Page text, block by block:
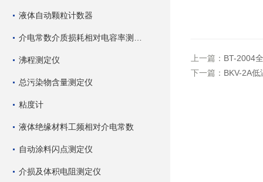
液体自动颗粒计数器
沸程测定仪
总污染物含量测定仪
粘度计
液体绝缘材料工频相对介电常数
自动涂料闪点测定仪
介损及体积电阻测定仪
上一篇： BT-2004
下一篇： BKV-2A